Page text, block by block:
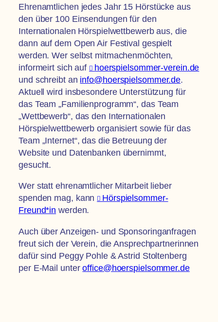
Ehrenamtlichen jedes Jahr 15 Hörstücke aus
den über 100 Einsendungen für den
Internationalen Hörspielwettbewerb aus, die
dann auf dem Open Air Festival gespielt
werden. Wer selbst mitmachenmöchten,
informeirt sich auf
hoerspielsommer-verein.de
und schreibt an info@hoerspielsommer.de.
Aktuell wird insbesondere Unterstützung für
das Team „Familienprogramm“, das Team
„Wettbewerb“, das den Internatio­nalen
Hörspielwettbewerb organisiert sowie für das
Team „Internet“, das die Betreuung der
Website und Datenbanken übernimmt,
gesucht.
Wer statt ehrenamtlicher Mitarbeit lieber
spenden mag, kann
Hörspielsommer-
Freund*in werden.
Auch über Anzeigen- und Sponsoringanfragen
freut sich der Verein, die Ansprechpartnerinnen
dafür sind Peggy Pohle & Astrid Stoltenberg
per E-Mail unteroffice@hoerspielsommer.de